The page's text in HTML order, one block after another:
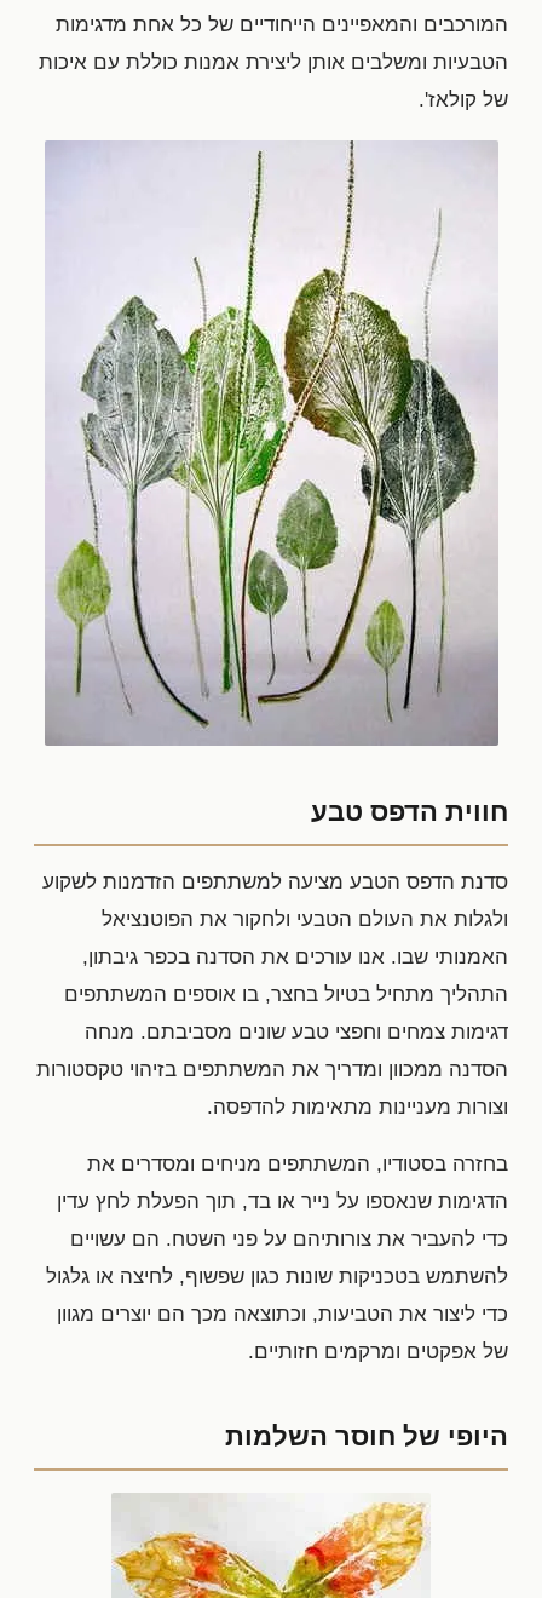
המורכבים והמאפיינים הייחודיים של כל אחת מדגימות
הטבעיות ומשלבים אותן ליצירת אמנות כוללת עם איכות
של קולאז'.
חווית הדפס טבע
סדנת הדפס הטבע מציעה למשתתפים הזדמנות לשקוע
ולגלות את העולם הטבעי ולחקור את הפוטנציאל
האמנותי שבו. אנו עורכים את הסדנה בכפר גיבתון,
התהליך מתחיל בטיול בחצר, בו אוספים המשתתפים
דגימות צמחים וחפצי טבע שונים מסביבתם. מנחה
הסדנה ממכוון ומדריך את המשתתפים בזיהוי טקסטורות
וצורות מעניינות מתאימות להדפסה.
בחזרה בסטודיו, המשתתפים מניחים ומסדרים את
הדגימות שנאספו על נייר או בד, תוך הפעלת לחץ עדין
כדי להעביר את צורותיהם על פני השטח. הם עשויים
להשתמש בטכניקות שונות כגון שפשוף, לחיצה או גלגול
כדי ליצור את הטביעות, וכתוצאה מכך הם יוצרים מגוון
של אפקטים ומרקמים חזותיים.
היופי של חוסר השלמות